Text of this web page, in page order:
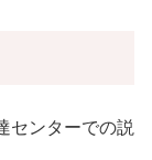
センターでの説